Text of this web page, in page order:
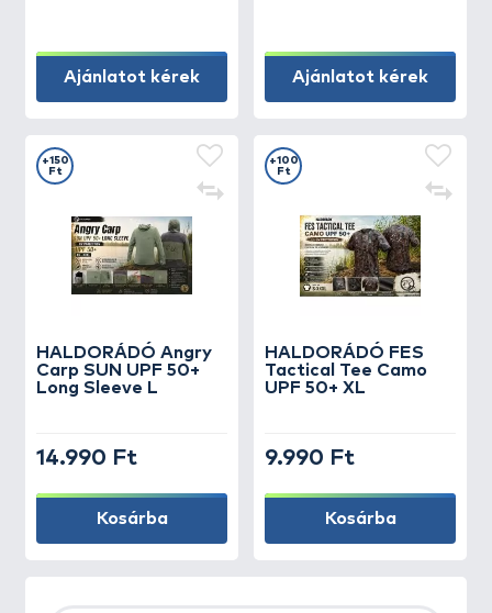
Ajánlatot kérek Ajánlatot kérek
HALDORÁDÓ Angry
Carp SUN UPF 50+
Long Sleeve L
+150
Ft
14.990 Ft
Kosárba
HALDORÁDÓ FES
Tactical Tee Camo
UPF 50+ XL
+100
Ft
9.990 Ft
Kosárba